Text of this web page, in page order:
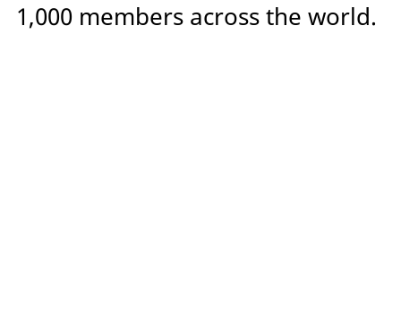
1,000 members across the world.